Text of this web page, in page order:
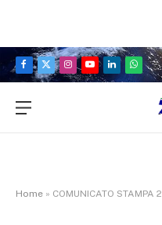
Facebook
X
Instagram
YouTubeLinkedIn
Home » COMUNICATO STAMPA 29 APRILE 2023 – Sanità, Nursing Up